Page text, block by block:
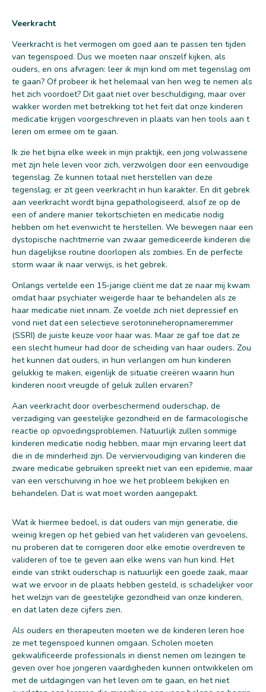
Veerkracht
Veerkracht is het vermogen om goed aan te passen ten tijden
van tegenspoed. Dus we moeten naar onszelf kijken, als
ouders, en ons afvragen: leer ik mijn kind om met tegenslag om
te gaan? Of probeer ik het helemaal van hen weg te nemen als
het zich voordoet? Dit gaat niet over beschuldiging, maar over
wakker worden met betrekking tot het feit dat onze kinderen
medicatie krijgen voorgeschreven in plaats van hen tools aan t
leren om ermee om te gaan.
Ik zie het bijna elke week in mijn praktijk, een jong volwassene
met zijn hele leven voor zich, verzwolgen door een eenvoudige
tegenslag. Ze kunnen totaal niet herstellen van deze
tegenslag; er zit geen veerkracht in hun karakter. En dit gebrek
aan veerkracht wordt bijna gepathologiseerd, alsof ze op de
een of andere manier tekortschieten en medicatie nodig
hebben om het evenwicht te herstellen. We bewegen naar een
dystopische nachtmerrie van zwaar gemediceerde kinderen die
hun dagelijkse routine doorlopen als zombies. En de perfecte
storm waar ik naar verwijs, is het gebrek.
Onlangs vertelde een 15-jarige cliënt me dat ze naar mij kwam
omdat haar psychiater weigerde haar te behandelen als ze
haar medicatie niet innam. Ze voelde zich niet depressief en
vond niet dat een selectieve serotonineheropnameremmer
(SSRI) de juiste keuze voor haar was. Maar ze gaf toe dat ze
een slecht humeur had door de scheiding van haar ouders. Zou
het kunnen dat ouders, in hun verlangen om hun kinderen
gelukkig te maken, eigenlijk de situatie creëren waarin hun
kinderen nooit vreugde of geluk zullen ervaren?
Aan veerkracht door overbeschermend ouderschap, de
verzadiging van geestelijke gezondheid en de farmacologische
reactie op opvoedingsproblemen. Natuurlijk zullen sommige
kinderen medicatie nodig hebben, maar mijn ervaring leert dat
die in de minderheid zijn. De verviervoudiging van kinderen die
zware medicatie gebruiken spreekt niet van een epidemie, maar
van een verschuiving in hoe we het probleem bekijken en
behandelen. Dat is wat moet worden aangepakt.
Wat ik hiermee bedoel, is dat ouders van mijn generatie, die
weinig kregen op het gebied van het valideren van gevoelens,
nu proberen dat te corrigeren door elke emotie overdreven te
valideren of toe te geven aan elke wens van hun kind. Het
einde van strikt ouderschap is natuurlijk een goede zaak, maar
wat we ervoor in de plaats hebben gesteld, is schadelijker voor
het welzijn van de geestelijke gezondheid van onze kinderen,
en dat laten deze cijfers zien.
Als ouders en therapeuten moeten we de kinderen leren hoe
ze met tegenspoed kunnen omgaan. Scholen moeten
gekwalificeerde professionals in dienst nemen om lezingen te
geven over hoe jongeren vaardigheden kunnen ontwikkelen om
met de uitdagingen van het leven om te gaan, en het niet